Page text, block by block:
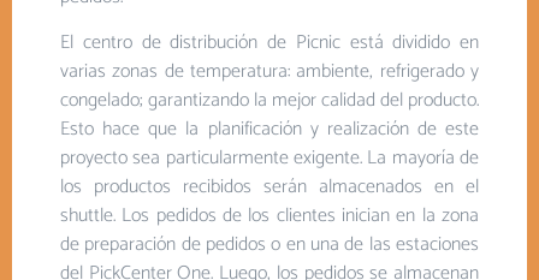
El centro de distribución de Picnic está dividido en
varias zonas de temperatura: ambiente, refrigerado y
congelado; garantizando la mejor calidad del producto.
Esto hace que la planificación y realización de este
proyecto sea particularmente exigente. La mayoría de
los productos recibidos serán almacenados en el
shuttle. Los pedidos de los clientes inician en la zona
de preparación de pedidos o en una de las estaciones
del PickCenter One. Luego, los pedidos se almacenan